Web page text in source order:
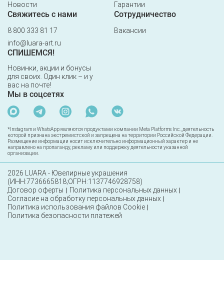
Новости
Гарантии
Свяжитесь с нами
8 800 333 81 17
info@luara-art.ru
Сотрудничество
Вакансии
СПИШЕМСЯ!
Новинки, акции и бонусы
для своих. Один клик – и у
вас на почте!
Мы в соцсетях
*Instagram и WhatsApp являются продуктами компании Meta Platforms Inc., деятельность
которой признана экстремистской и запрещена на территории Российской Федерации.
Размещение информации носит исключительно информационный характер и не
направлено на пропаганду, рекламу или поддержку деятельности указанной
организации.
2026 LUARA - Ювелирные украшения
(ИНН:7736665818;ОГРН:1137746928758)
Договор оферты
Политика персональных данных
Согласие на обработку персональных данных
Политика использования файлов Cookie
Политика безопасности платежей